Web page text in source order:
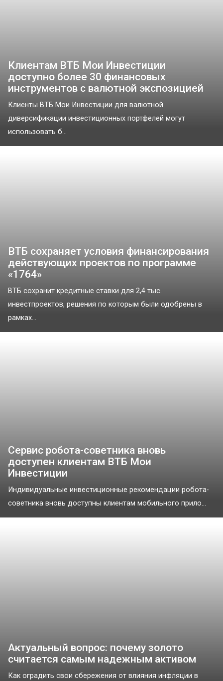
Клиентам ВТБ Мои Инвестиции
доступно более 30 финансовых
инструментов с валютной экспозицией
Клиенты ВТБ Мои Инвестиции для валютной
диверсификации инвестиционных портфелей могут
использовать б...
ВТБ сохраняет условия финансирования
действующих проектов по программе
«1764»
ВТБ сохранит кредитные ставки для 2,4 тыс.
инвестпроектов, решения по которым были одобрены в
рамках...
Сервис робота-советника вновь
доступен клиентам ВТБ Мои
Инвестиции
Индивидуальные инвестиционные рекомендации робота-
советника вновь доступны клиентам мобильного прило...
Актуальный вопрос: почему золото
считается самым надежным активом
Как оградить свои сбережения от влияния инфляции в